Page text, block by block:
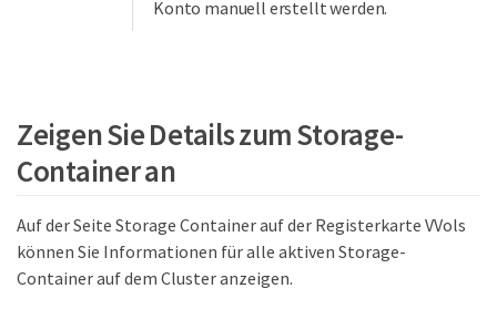
Konto manuell erstellt werden.
Zeigen Sie Details zum Storage-
Container an
Auf der Seite Storage Container auf der Registerkarte VVols
können Sie Informationen für alle aktiven Storage-
Container auf dem Cluster anzeigen.